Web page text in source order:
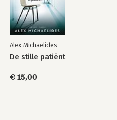
Alex Michaelides
De stille patiënt
€ 15,00